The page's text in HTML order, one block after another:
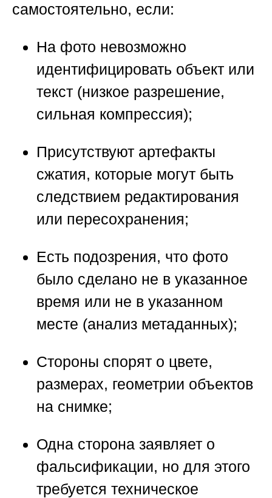
самостоятельно, если:
На фото невозможно
идентифицировать объект или
текст (низкое разрешение,
сильная компрессия);
Присутствуют артефакты
сжатия, которые могут быть
следствием редактирования
или пересохранения;
Есть подозрения, что фото
было сделано не в указанное
время или не в указанном
месте (анализ метаданных);
Стороны спорят о цвете,
размерах, геометрии объектов
на снимке;
Одна сторона заявляет о
фальсификации, но для этого
требуется техническое